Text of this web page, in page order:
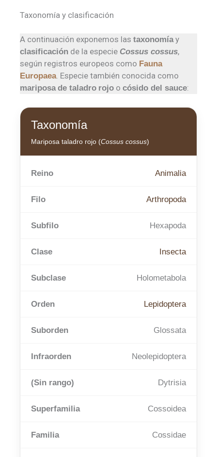
Taxonomía y clasificación
A continuación exponemos lastaxonomíay
clasificación de la especie Cossus cossus,
según registros europeos como Fauna
Europaea. Especie también conocida como
mariposa de taladro rojo ocósido del sauce:
Taxonomía
Mariposa taladro rojo (Cossus cossus)
Reino Animalia
Filo Arthropoda
Subfilo Hexapoda
Clase Insecta
Subclase Holometabola
Orden Lepidoptera
Suborden Glossata
Infraorden Neolepidoptera
(Sin rango) Dytrisia
Superfamilia Cossoidea
Familia Cossidae